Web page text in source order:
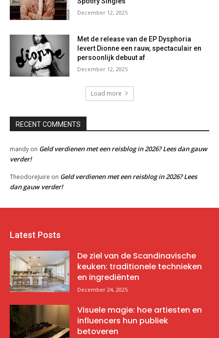
December 12, 2025
Met de release van de EP Dysphoria
levert Dionne een rauw, spectaculair en
persoonlijk debuut af
December 12, 2025
Load more
RECENT COMMENTS
mandy on Geld verdienen met een reisblog in 2026? Lees dan gauw
verder!
TheodoreJuire on Geld verdienen met een reisblog in 2026? Lees
dan gauw verder!
Latest Posts
De ziel van de Scandinavische
keuken: traditionele technieken
en ingrediënten
December 24, 2025
Visuele magie: hoe artiesten en
influencers hun publiek
betoveren